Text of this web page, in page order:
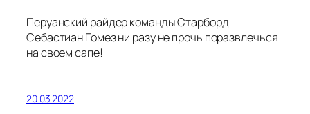
Перуанский райдер команды Старборд
Себастиан Гомез ни разу не прочь поразвлечься
на своем сапе!
20.03.2022